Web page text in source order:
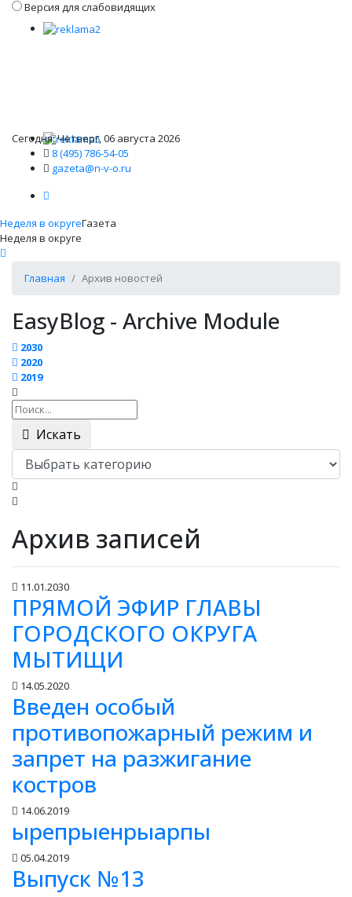
Версия для слабовидящих
Сегодня: Четверг, 06 августа 2026
8 (495) 786-54-05
gazeta@n-v-o.ru
Неделя в округеГазета
Неделя в округе
Главная Архив новостей
EasyBlog - Archive Module
2030
2020
2019
Искать
Архив записей
11.01.2030
ПРЯМОЙ ЭФИР ГЛАВЫ
ГОРОДСКОГО ОКРУГА
МЫТИЩИ
14.05.2020
Введен особый
противопожарный режим и
запрет на разжигание
костров
14.06.2019
ырепрыенрыарпы
05.04.2019
Выпуск №13